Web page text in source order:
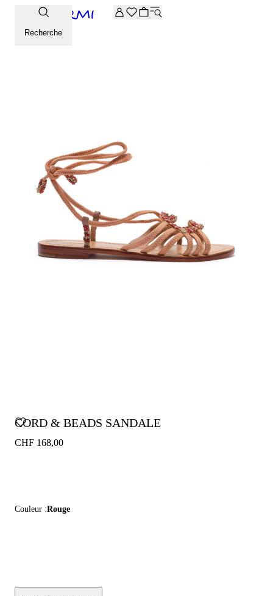
-20% supplémentaires sur la sélection Archive. Saisissez le
Recherche
CORD & BEADS SANDALE
CHF 168,00
Couleur :Rouge